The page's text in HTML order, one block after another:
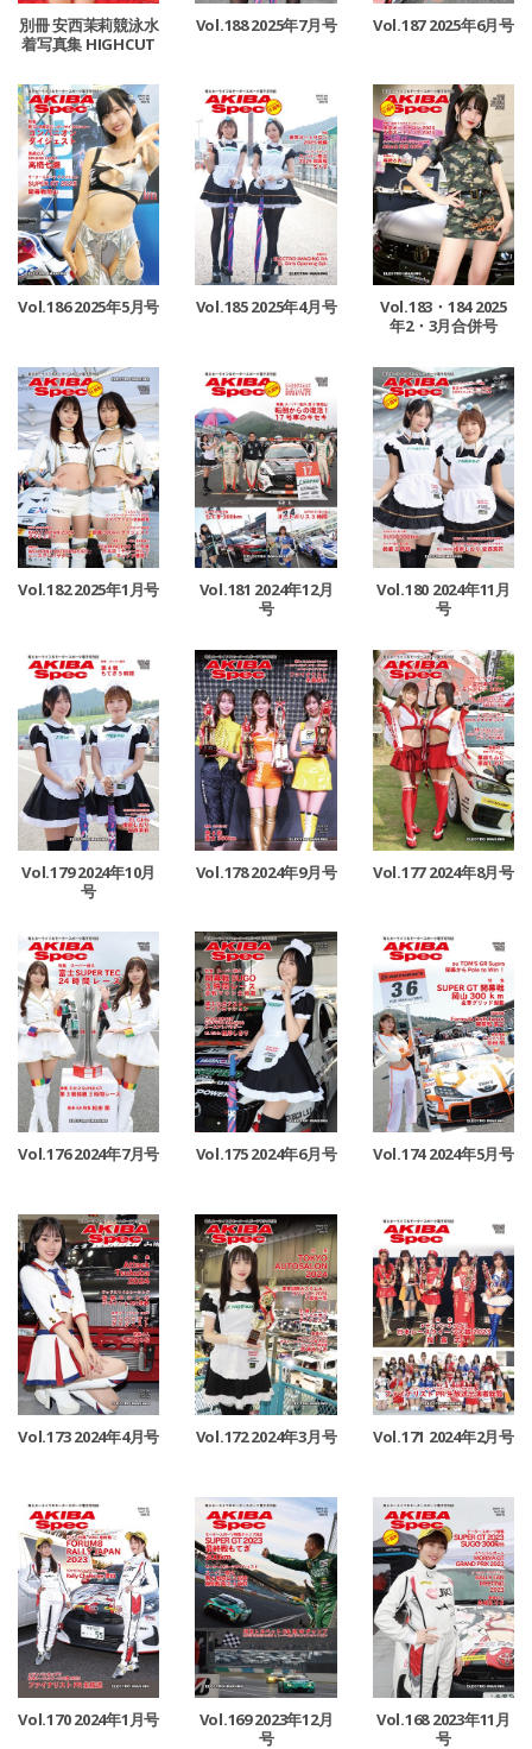
別冊 安西茉莉競泳水
着写真集 HIGHCUT
Vol.188 2025年7月号 Vol.187 2025年6月号
Vol.186 2025年5月号 Vol.185 2025年4月号
Vol.183・184 2025
年2・3月合併号
Vol.182 2025年1月号
Vol.181 2024年12月
号
Vol.180 2024年11月
号
Vol.179 2024年10月
号
Vol.178 2024年9月号 Vol.177 2024年8月号
Vol.176 2024年7月号 Vol.175 2024年6月号 Vol.174 2024年5月号
Vol.173 2024年4月号 Vol.172 2024年3月号 Vol.171 2024年2月号
Vol.170 2024年1月号
Vol.169 2023年12月
号
Vol.168 2023年11月
号